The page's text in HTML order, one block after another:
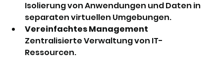
Isolierung von Anwendungen und Daten in
separaten virtuellen Umgebungen.
Vereinfachtes Management
Zentralisierte Verwaltung von IT-
Ressourcen.